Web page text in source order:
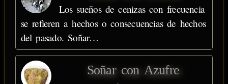
Los sueños de cenizas con frecuencia
se refieren a hechos o consecuencias de hechos
del pasado. Soñar…
Soñar con Azufre